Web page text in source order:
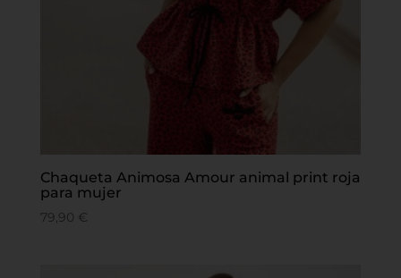
Chaqueta Animosa Amour animal print roja
para mujer
79,90 €